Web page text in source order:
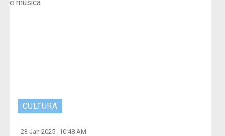
CULTURA
23 Jan 2025 10:48 AM